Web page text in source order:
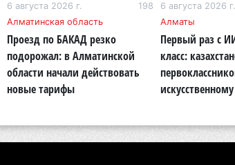
6
6
6 августа 2026 г.
198
Алматинская область
Проезд по БАКАД резко
подорожал: в Алматинской
области начали действовать
новые тарифы
6 августа 2026 г.
Алматы
Первый раз с
класс: